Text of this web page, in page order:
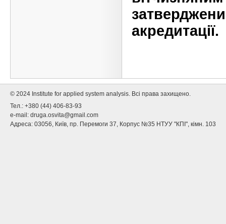
акредитації.
© 2024 Institute for applied system analysis. Всі права захищено.
Тел.: +380 (44) 406-83-93
e-mail: druga.osvita@gmail.com
Адреса: 03056, Київ, пр. Перемоги 37, Корпус №35 НТУУ "КПІ", кімн. 103